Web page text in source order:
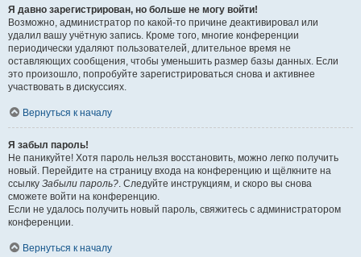
Я давно зарегистрирован, но больше не могу войти!
Возможно, администратор по какой-то причине деактивировал или
удалил вашу учётную запись. Кроме того, многие конференции
периодически удаляют пользователей, длительное время не
оставляющих сообщения, чтобы уменьшить размер базы данных. Если
это произошло, попробуйте зарегистрироваться снова и активнее
участвовать в дискуссиях.
Вернуться к началу
Я забыл пароль!
Не паникуйте! Хотя пароль нельзя восстановить, можно легко получить
новый. Перейдите на страницу входа на конференцию и щёлкните на
ссылку Забыли пароль?. Следуйте инструкциям, и скоро вы снова
сможете войти на конференцию.
Если не удалось получить новый пароль, свяжитесь с администратором
конференции.
Вернуться к началу